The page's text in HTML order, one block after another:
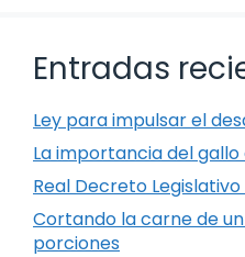
Entradas
Ley para impulsar el
La importancia del
Real Decreto
Cortando la carne de
porciones